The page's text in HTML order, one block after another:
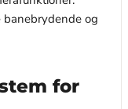
og
for